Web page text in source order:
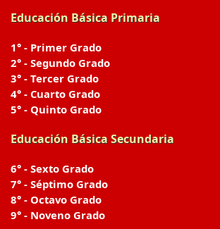
Educación Básica Primaria
1° - Primer Grado
2° - Segundo Grado
3° - Tercer Grado
4° - Cuarto Grado
5° - Quinto Grado
Educación Básica Secundaria
6° - Sexto Grado
7° - Séptimo Grado
8° - Octavo Grado
9° - Noveno Grado